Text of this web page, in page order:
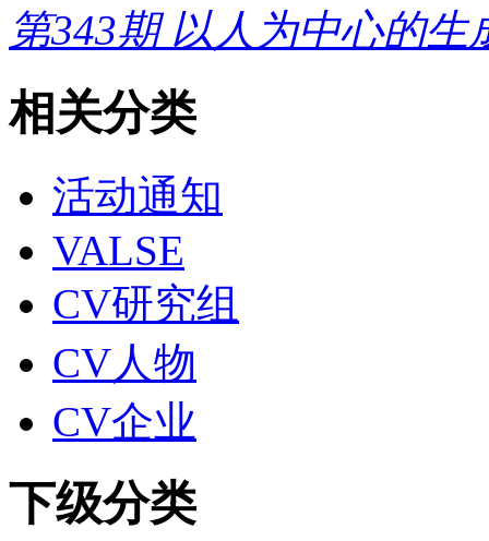
第343期 以人为中心的生
相关分类
活动通知
VALSE
CV研究组
CV人物
CV企业
下级分类